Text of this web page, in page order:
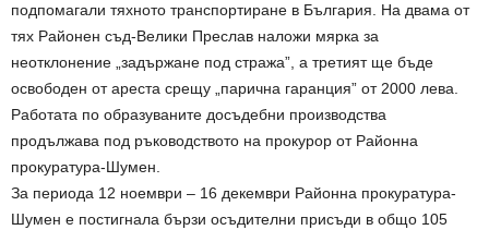
подпомагали тяхното транспортиране в България. На двама от
тях Районен съд-Велики Преслав наложи мярка за
неотклонение „задържане под стража”, а третият ще бъде
освободен от ареста срещу „парична гаранция” от 2000 лева.
Работата по образуваните досъдебни производства
продължава под ръководството на прокурор от Районна
прокуратура-Шумен.
За периода 12 ноември – 16 декември Районна прокуратура-
Шумен е постигнала бързи осъдителни присъди в общо 105